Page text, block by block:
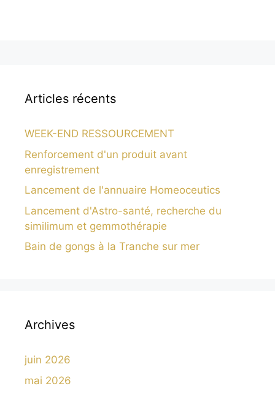
Articles récents
WEEK-END RESSOURCEMENT
Renforcement d'un produit avant
enregistrement
Lancement de l'annuaire Homeoceutics
Lancement d'Astro-santé, recherche du
similimum et gemmothérapie
Bain de gongs à la Tranche sur mer
Archives
juin 2026
mai 2026